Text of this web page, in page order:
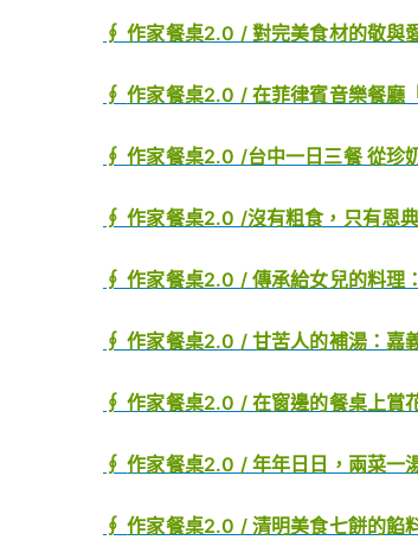
∮ 作家餐桌2.0 / 對完美食材的敬與
∮作家餐桌2.0 / 在菲律賓音樂餐廳
∮ 作家餐桌2.0 /台中一日三餐 從珍
∮ 作家餐桌2.0 /沒有粗食，只有恩
∮ 作家餐桌2.0 / 傳承給女兒的料理
∮ 作家餐桌2.0 / 甘苦人的補湯：嘉
∮ 作家餐桌2.0 / 在窗邊的餐桌上賞
∮作家餐桌2.0 / 年年日日，兩菜一
∮作家餐桌2.0 / 清明美食七餅的餡